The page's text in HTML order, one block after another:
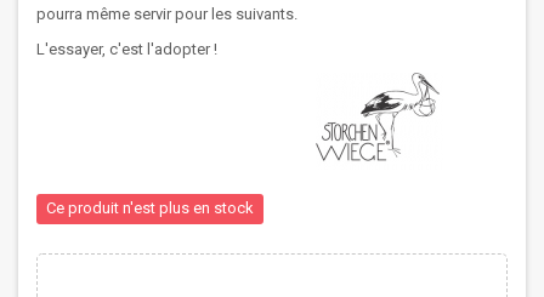
pourra même servir pour les suivants.
L'essayer, c'est l'adopter !
Ce produit n'est plus en stock